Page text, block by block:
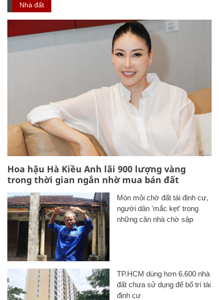
Nhà đất
Hoa hậu Hà Kiều Anh lãi 900 lượng vàng
trong thời gian ngắn nhờ mua bán đất
Mòn mỏi chờ đất tái định cư,
người dân 'mắc kẹt' trong
những căn nhà chờ sập
TP.HCM dùng hơn 6.600 nhà
đất chưa sử dụng để bố trí tái
định cư